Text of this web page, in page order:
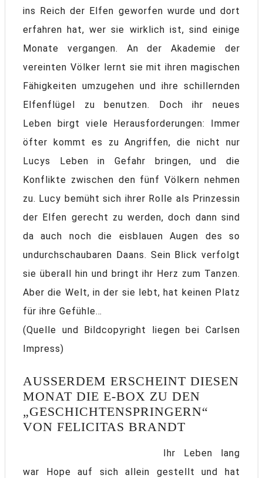
ins Reich der Elfen geworfen wurde und dort
erfahren hat, wer sie wirklich ist, sind einige
Monate vergangen. An der Akademie der
vereinten Völker lernt sie mit ihren magischen
Fähigkeiten umzugehen und ihre schillernden
Elfenflügel zu benutzen. Doch ihr neues
Leben birgt viele Herausforderungen: Immer
öfter kommt es zu Angriffen, die nicht nur
Lucys Leben in Gefahr bringen, und die
Konflikte zwischen den fünf Völkern nehmen
zu. Lucy bemüht sich ihrer Rolle als Prinzessin
der Elfen gerecht zu werden, doch dann sind
da auch noch die eisblauen Augen des so
undurchschaubaren Daans. Sein Blick verfolgt
sie überall hin und bringt ihr Herz zum Tanzen.
Aber die Welt, in der sie lebt, hat keinen Platz
für ihre Gefühle…
(Quelle und Bildcopyright liegen bei Carlsen
Impress)
AUSSERDEM ERSCHEINT DIESEN M
ONAT DIE E-BOX ZU DEN „
GESCHICHTENSPRINGERN“ V
ON FELICITAS BRANDT
Ihr Leben lang
war Hope auf sich allein gestellt und hat